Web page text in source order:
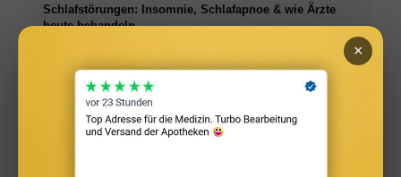
Schlafstörungen: Insomnie, Schlafapnoe & wie Ärzte
heute behandeln
×